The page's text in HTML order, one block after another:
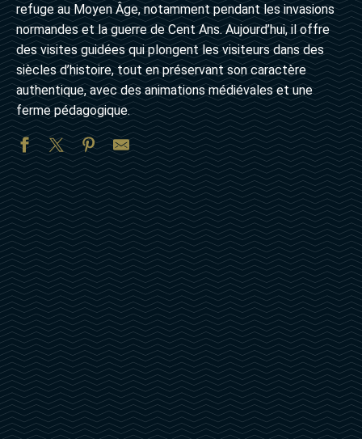
refuge au Moyen Âge, notamment pendant les invasions
normandes et la guerre de Cent Ans. Aujourd’hui, il offre
des visites guidées qui plongent les visiteurs dans des
siècles d’histoire, tout en préservant son caractère
authentique, avec des animations médiévales et une
ferme pédagogique.